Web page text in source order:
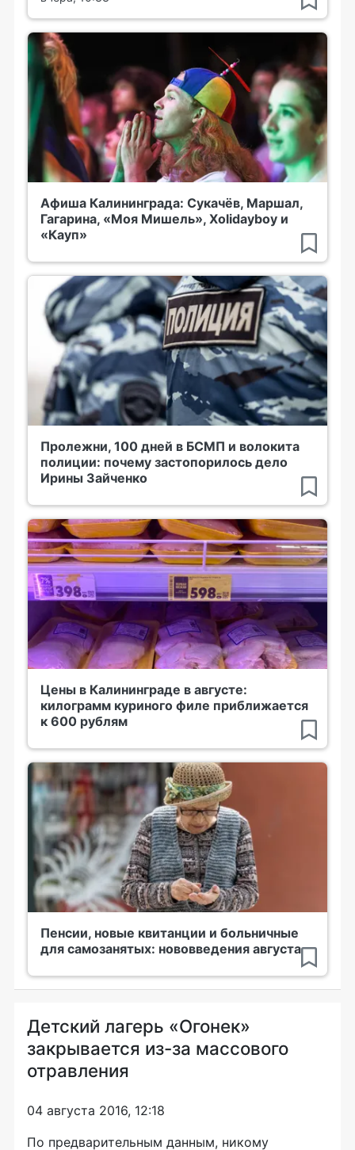
Афиша Калининграда: Сукачёв, Маршал,
Гагарина, «Моя Мишель», Xolidayboy и
«Кауп»
Пролежни, 100 дней в БСМП и волокита
полиции: почему застопорилось дело
Ирины Зайченко
Цены в Калининграде в августе:
килограмм куриного филе приближается
к 600 рублям
Пенсии, новые квитанции и больничные
для самозанятых: нововведения августа
Детский лагерь «Огонек»
закрывается из-за массового
отравления
04 августа 2016, 12:18
По предварительным данным, никому